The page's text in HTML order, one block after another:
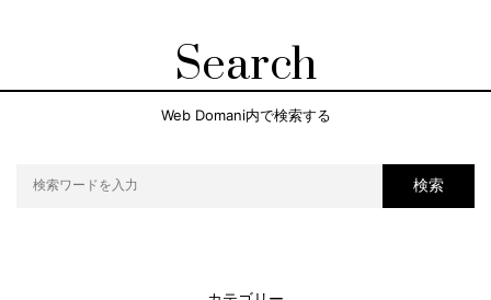
Search
Web Domani内で検索する
検索